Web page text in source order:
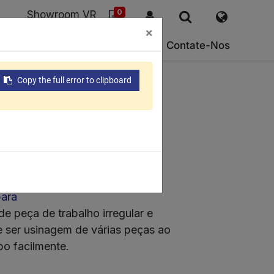
Contate-Nos
0
Showroom VR
peça de trabalho irregular e
ser usinagem de várias peças ao
facilmente.
×
Copy the full error to clipboard